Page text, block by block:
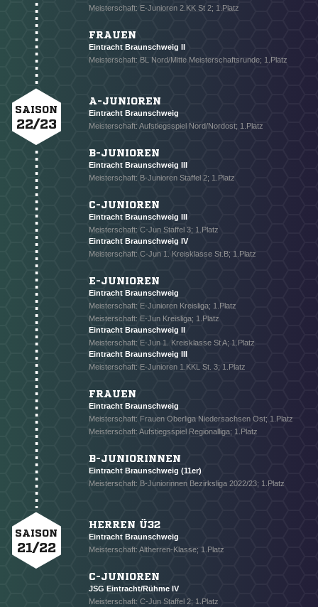
Meisterschaft: E-Junioren 2.KK St 2; 1.Platz
FRAUEN
Eintracht Braunschweig II
Meisterschaft: BL Nord/Mitte Meisterschaftsrunde; 1.Platz
SAISON
22/23
A-JUNIOREN
Eintracht Braunschweig
Meisterschaft: Aufstiegsspiel Nord/Nordost; 1.Platz
B-JUNIOREN
Eintracht Braunschweig III
Meisterschaft: B-Junioren Staffel 2; 1.Platz
C-JUNIOREN
Eintracht Braunschweig III
Meisterschaft: C-Jun Staffel 3; 1.Platz
Eintracht Braunschweig IV
Meisterschaft: C-Jun 1. Kreisklasse St.B; 1.Platz
E-JUNIOREN
Eintracht Braunschweig
Meisterschaft: E-Junioren Kreisliga; 1.Platz
Meisterschaft: E-Jun Kreisliga; 1.Platz
Eintracht Braunschweig II
Meisterschaft: E-Jun 1. Kreisklasse St A; 1.Platz
Eintracht Braunschweig III
Meisterschaft: E-Junioren 1.KKL St. 3; 1.Platz
FRAUEN
Eintracht Braunschweig
Meisterschaft: Frauen Oberliga Niedersachsen Ost; 1.Platz
Meisterschaft: Aufstiegsspiel Regionalliga; 1.Platz
B-JUNIORINNEN
Eintracht Braunschweig (11er)
Meisterschaft: B-Juniorinnen Bezirksliga 2022/23; 1.Platz
SAISON
21/22
HERREN Ü32
Eintracht Braunschweig
Meisterschaft: Altherren-Klasse; 1.Platz
C-JUNIOREN
JSG Eintracht/Rühme IV
Meisterschaft: C-Jun Staffel 2; 1.Platz